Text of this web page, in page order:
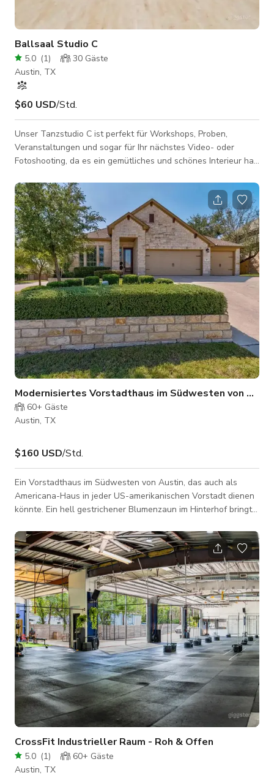
Ballsaal Studio C
5.0 (1) 30 Gäste
Austin, TX
$60 USD/Std.
Unser Tanzstudio C ist perfekt für Workshops, Proben,
Veranstaltungen und sogar für Ihr nächstes Video- oder
Fotoshooting, da es ein gemütliches und schönes Interieur hat,
Musikvideos, Social-Media-Inhalte und vieles mehr passt.
Fragen Sie immer den Gastgeber nach der Verfügbarkeit des
Raums. Bitte beachten Sie, dass sich die Preise je nach Art der
Produktion ändern können. Fragen Sie immer den Gastgeber
nach individuellen Preisen oder
Modernisiertes Vorstadthaus im Südwesten von
60+ Gäste
Austin, TX
$160 USD/Std.
Ein Vorstadthaus im Südwesten von Austin, das auch als
Americana-Haus in jeder US-amerikanischen Vorstadt dienen
könnte. Ein hell gestrichener Blumenzaun im Hinterhof bringt
Küche ist offen zum Erdgeschoss und wurde in vielen
Shootings genutzt. 4 Schlafzimmer, 3 Vollbäder, darunter 2
Kinderzimmer und ein Home Office. Neutraler moderner Kamin
mit viel natürlichem Licht. Keine Genehmigungen erforderlich.
Flache, produktionstaug
CrossFit Industrieller Raum - Roh & Offen
5.0 (1) 60+ Gäste
Austin, TX